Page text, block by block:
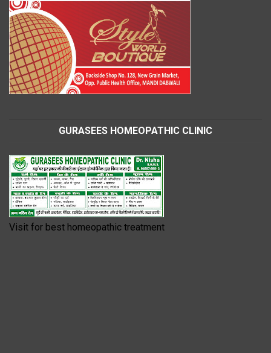
GURASEES HOMEOPATHIC CLINIC
Visit for best homeopathic treatment